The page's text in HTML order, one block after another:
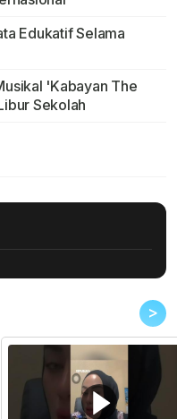
Edukatif Selama
'Kabayan The
Sekolah
>